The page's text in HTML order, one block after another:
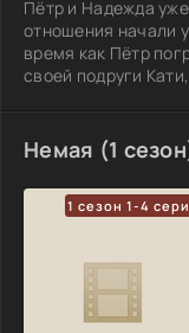
Пётр и Надежда
отношения начали
время как Пётр
своей подруги
напряжение между
вернуть прежние
романтическое
обновление своих
подозревают,
Немая (1
1 сезон 1-4